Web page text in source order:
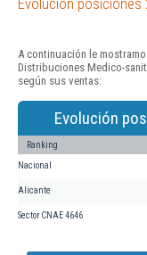
A continuación le
Distribuciones Medico-
según sus ventas:
Evolución
Ranking
Nacional
Alicante
Sector CNAE 4646